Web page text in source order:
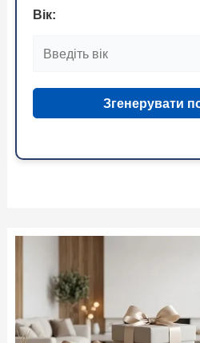
Вік:
Згенерувати